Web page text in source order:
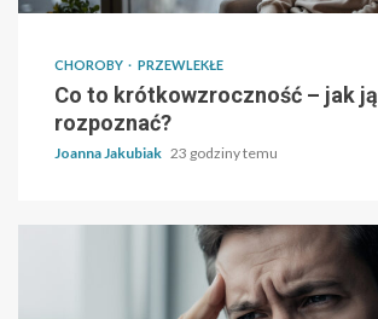
CHOROBY PRZEWLEKŁE
Co to krótkowzroczność – jak ją
rozpoznać?
Joanna Jakubiak 23 godziny temu